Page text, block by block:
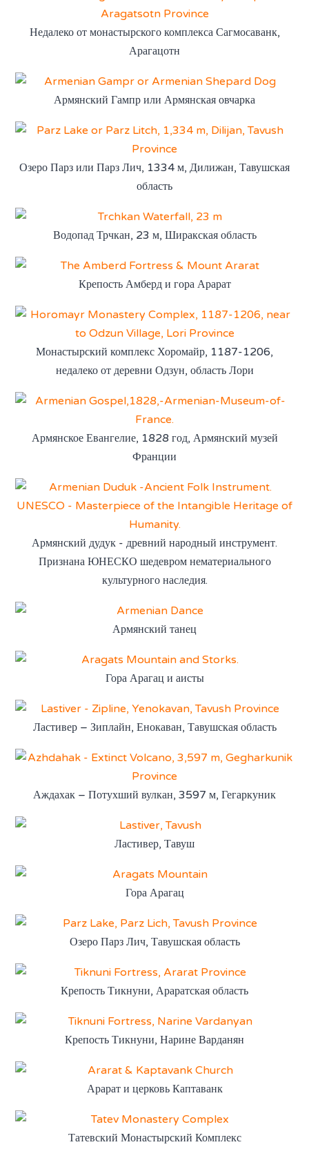
Недалеко от монастырского комплекса Сагмосаванк,
Арагацотн
Армянский Гампр или Армянская овчарка
Озеро Парз или Парз Лич, 1334 м, Дилижан, Тавушская
область
Водопад Трчкан, 23 м, Ширакская область
Крепость Амберд и гора Арарат
Монастырский комплекс Хоромайр, 1187-1206,
недалеко от деревни Одзун, область Лори
Армянское Евангелие, 1828 год, Армянский музей
Франции
Армянский дудук - древний народный инструмент.
Признана ЮНЕСКО шедевром нематериального
культурного наследия.
Армянский танец
Гора Арагац и аисты
Ластивер – Зиплайн, Енокаван, Тавушская область
Аждахак – Потухший вулкан, 3597 м, Гегаркуник
Ластивер, Тавуш
Гора Арагац
Озеро Парз Лич, Тавушская область
Крепость Тикнуни, Араратская область
Крепость Тикнуни, Нарине Варданян
Арарат и церковь Каптаванк
Татевский Монастырский Комплекс